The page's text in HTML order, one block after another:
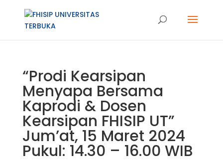
“Prodi Kearsipan
Menyapa Bersama
Kaprodi & Dosen
Kearsipan FHISIP UT”
Jum’at, 15 Maret 2024
Pukul: 14.30 – 16.00 WIB